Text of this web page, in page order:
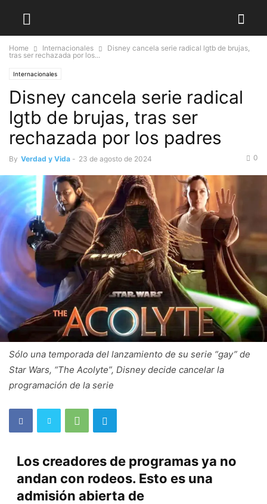
Home Internacionales
Disney cancela serie radical lgtb de brujas,
tras ser rechazada por los...
Internacionales
Disney cancela serie radical
lgtb de brujas, tras ser
rechazada por los padres
By Verdad y Vida - 23 de agosto de 2024 0
Sólo una temporada del lanzamiento de su serie “gay” de
Star Wars, “The Acolyte”, Disney decide cancelar la
programación de la serie
Los creadores de programas ya no
andan con rodeos. Esto es una
admisión abierta de